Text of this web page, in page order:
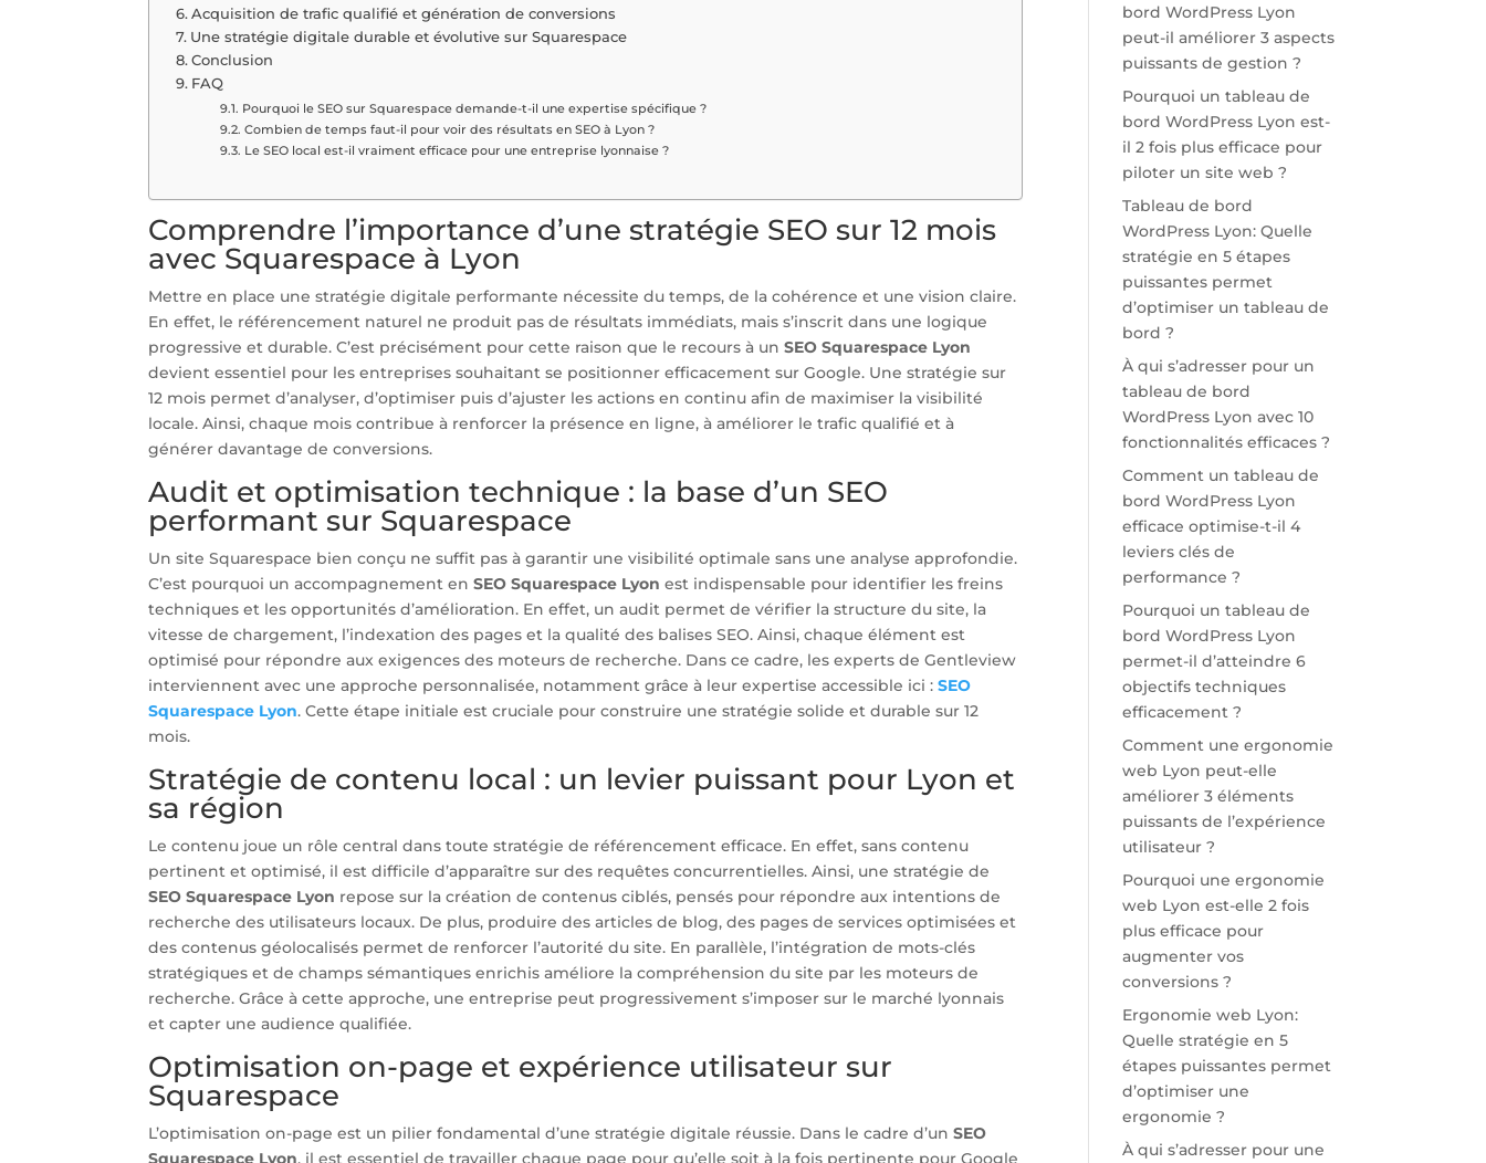
Acquisition de trafic qualifié et génération de conversions
Une stratégie digitale durable et évolutive sur Squarespace
Conclusion
FAQ
Pourquoi le SEO sur Squarespace demande-t-il une expertise spécifique ?
Combien de temps faut-il pour voir des résultats en SEO à Lyon ?
Le SEO local est-il vraiment efficace pour une entreprise lyonnaise ?
Comprendre l’importance d’une stratégie SEO sur 12 mois
avec Squarespace à Lyon
Mettre en place une stratégie digitale performante nécessite du temps, de la cohérence et une vision claire.
En effet, le référencement naturel ne produit pas de résultats immédiats, mais s’inscrit dans une logique
progressive et durable. C’est précisément pour cette raison que le recours à unSEO Squarespace Lyon
devient essentiel pour les entreprises souhaitant se positionner efficacement sur Google. Une stratégie sur
12 mois permet d’analyser, d’optimiser puis d’ajuster les actions en continu afin de maximiser la visibilité
locale. Ainsi, chaque mois contribue à renforcer la présence en ligne, à améliorer le trafic qualifié et à
générer davantage de conversions.
Audit et optimisation technique : la base d’un SEO
performant sur Squarespace
Un site Squarespace bien conçu ne suffit pas à garantir une visibilité optimale sans une analyse approfondie.
C’est pourquoi un accompagnement enSEO Squarespace Lyon est indispensable pour identifier les freins
techniques et les opportunités d’amélioration. En effet, un audit permet de vérifier la structure du site, la
vitesse de chargement, l’indexation des pages et la qualité des balises SEO. Ainsi, chaque élément est
optimisé pour répondre aux exigences des moteurs de recherche. Dans ce cadre, les experts de Gentleview
interviennent avec une approche personnalisée, notamment grâce à leur expertise accessible ici :SEO
Squarespace Lyon. Cette étape initiale est cruciale pour construire une stratégie solide et durable sur 12
mois.
Stratégie de contenu local : un levier puissant pour Lyon et
sa région
Le contenu joue un rôle central dans toute stratégie de référencement efficace. En effet, sans contenu
pertinent et optimisé, il est difficile d’apparaître sur des requêtes concurrentielles. Ainsi, une stratégie de
SEO Squarespace Lyon repose sur la création de contenus ciblés, pensés pour répondre aux intentions de
recherche des utilisateurs locaux. De plus, produire des articles de blog, des pages de services optimisées et
des contenus géolocalisés permet de renforcer l’autorité du site. En parallèle, l’intégration de mots-clés
stratégiques et de champs sémantiques enrichis améliore la compréhension du site par les moteurs de
recherche. Grâce à cette approche, une entreprise peut progressivement s’imposer sur le marché lyonnais
et capter une audience qualifiée.
Optimisation on-page et expérience utilisateur sur
Squarespace
L’optimisation on-page est un pilier fondamental d’une stratégie digitale réussie. Dans le cadre d’unSEO
Squarespace Lyon, il est essentiel de travailler chaque page pour qu’elle soit à la fois pertinente pour Google
bord WordPress Lyon
peut-il améliorer 3 aspects
puissants de gestion ?
Pourquoi un tableau de
bord WordPress Lyon est-
il 2 fois plus efficace pour
piloter un site web ?
Tableau de bord
WordPress Lyon: Quelle
stratégie en 5 étapes
puissantes permet
d’optimiser un tableau de
bord ?
À qui s’adresser pour un
tableau de bord
WordPress Lyon avec 10
fonctionnalités efficaces ?
Comment un tableau de
bord WordPress Lyon
efficace optimise-t-il 4
leviers clés de
performance ?
Pourquoi un tableau de
bord WordPress Lyon
permet-il d’atteindre 6
objectifs techniques
efficacement ?
Comment une ergonomie
web Lyon peut-elle
améliorer 3 éléments
puissants de l’expérience
utilisateur ?
Pourquoi une ergonomie
web Lyon est-elle 2 fois
plus efficace pour
augmenter vos
conversions ?
Ergonomie web Lyon:
Quelle stratégie en 5
étapes puissantes permet
d’optimiser une
ergonomie ?
À qui s’adresser pour une